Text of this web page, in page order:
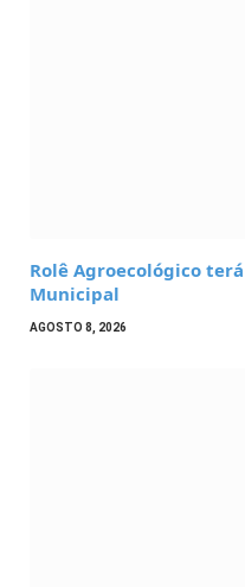
Rolê Agroecológico
Municipal
AGOSTO 8, 2026